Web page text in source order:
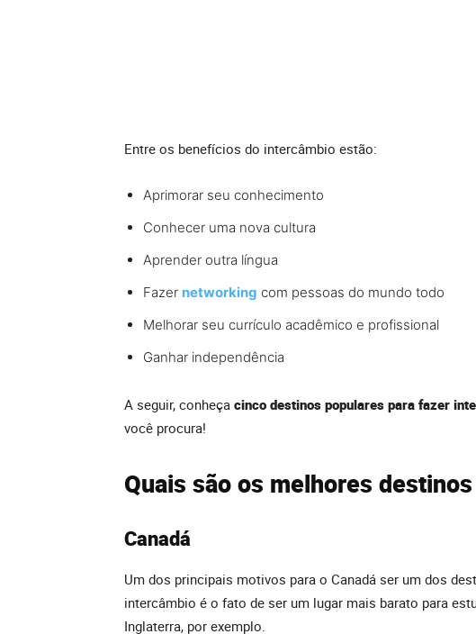
Entre os benefícios do intercâmbio estão:
Aprimorar seu conhecimento
Conhecer uma nova cultura
Aprender outra língua
Fazer networking com pessoas do mundo todo
Melhorar seu currículo acadêmico e profissional
Ganhar independência
A seguir, conheça cinco destinos populares para fazer
você procura!
Quais são os melhores
Canadá
Um dos principais motivos para o Canadá ser um dos
intercâmbio é o fato de ser um lugar mais barato para
Inglaterra, por exemplo.